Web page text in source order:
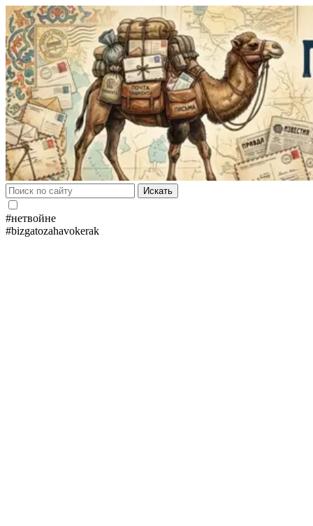
Искать
#нетвойне
#bizgatozahavokerak